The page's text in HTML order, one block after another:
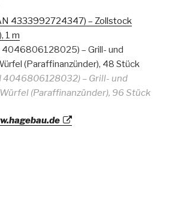
4333992724347) – Zollstock
1 m
– Grill- und
(Paraffinanzünder), 48 Stück
– Grill- und
(Paraffinanzünder), 96 Stück